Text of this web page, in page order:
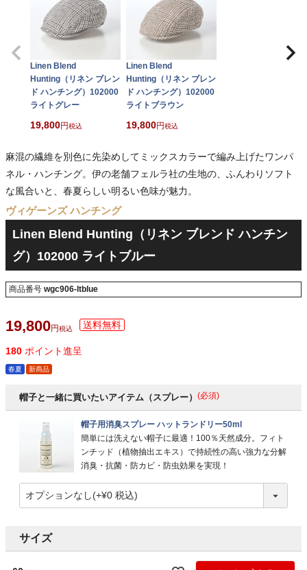
Linen Blend
Hunting（リネン ブレン
ド ハンチング）102000
ライトグレー
19,800 税込
Linen Blend
Hunting（リネン ブレン
ド ハンチング）102000
ライトブラウン
19,800 税込
麻混の繊維を別色に先染めしてミックスカラーで編み上げたワンパ
ネル・ハンチング。伊の老舗フェルラ社の生地の、ふんわりソフト
な風合いと、春夏らしい明るい色味が魅力。
ヴィゲーンズ ハンチング
Linen Blend Hunting（リネン ブレンド ハンチン
グ）102000 ライトブルー
商品番号 wgc906-ltblue
19,800 税込
180 ポイント進呈
春夏 新商品
帽子と一緒に買いたいアイテム（スプレー） (必須)
帽子用消臭スプレー ハットランドリー50ml
簡単には洗えない帽子に最適！100％天然成分。フィト
ンチッド（植物抽出エキス）で持続性の高い強力な分解
消臭・抗菌・防カビ・防虫効果を実現！
サイズ